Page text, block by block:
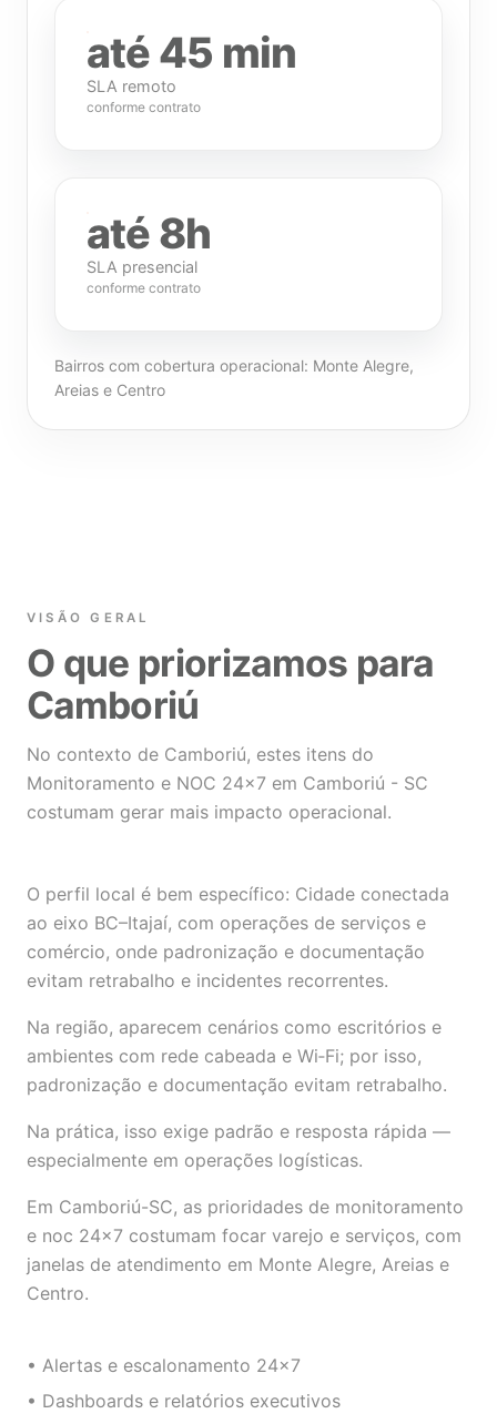
até 45 min
SLA remoto
conforme contrato
até 8h
SLA presencial
conforme contrato
Bairros com cobertura operacional: Monte Alegre,
Areias e Centro
VISÃO GERAL
O que priorizamos para
Camboriú
No contexto de Camboriú, estes itens do
Monitoramento e NOC 24×7 em Camboriú - SC
costumam gerar mais impacto operacional.
O perfil local é bem específico: Cidade conectada
ao eixo BC–Itajaí, com operações de serviços e
comércio, onde padronização e documentação
evitam retrabalho e incidentes recorrentes.
Na região, aparecem cenários como escritórios e
ambientes com rede cabeada e Wi‑Fi; por isso,
padronização e documentação evitam retrabalho.
Na prática, isso exige padrão e resposta rápida —
especialmente em operações logísticas.
Em Camboriú-SC, as prioridades de monitoramento
e noc 24×7 costumam focar varejo e serviços, com
janelas de atendimento em Monte Alegre, Areias e
Centro.
• Alertas e escalonamento 24×7
• Dashboards e relatórios executivos